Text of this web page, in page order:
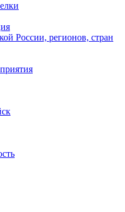
России, регионов, стран